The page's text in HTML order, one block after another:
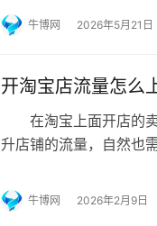
一、到底是什么模式
客，这两个都是目前覆
牛博网 2026年5月21日
开淘宝店流量怎么
在淘宝上面开店的卖
升店铺的流量，自然也
都知道淘宝对新品是
更新店铺的产品。特别
牛博网 2026年2月9日